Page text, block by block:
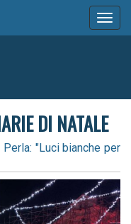
DI NATALE
"Luci bianche per